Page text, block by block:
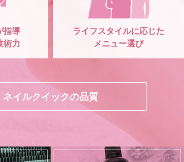
指導
術力
ライフスタイルに応じた
メニュー選び
ネイルクイックの品質